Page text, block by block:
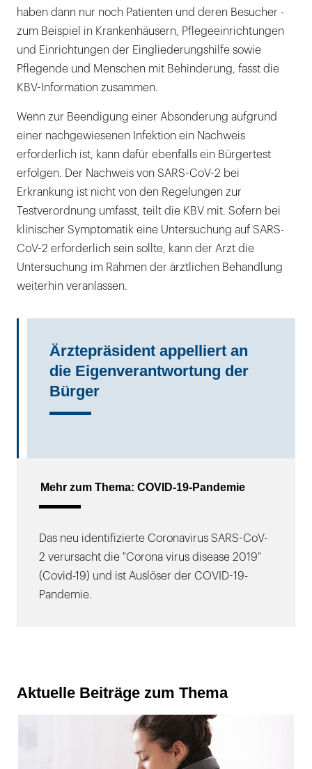
haben dann nur noch Patienten und deren Besucher -
zum Beispiel in Krankenhäusern, Pflegeeinrichtungen
und Einrichtungen der Eingliederungshilfe sowie
Pflegende und Menschen mit Behinderung, fasst die
KBV-Information zusammen.
Wenn zur Beendigung einer Absonderung aufgrund
einer nachgewiesenen Infektion ein Nachweis
erforderlich ist, kann dafür ebenfalls ein Bürgertest
erfolgen. Der Nachweis von SARS-CoV-2 bei
Erkrankung ist nicht von den Regelungen zur
Testverordnung umfasst, teilt die KBV mit. Sofern bei
klinischer Symptomatik eine Untersuchung auf SARS-
CoV-2 erforderlich sein sollte, kann der Arzt die
Untersuchung im Rahmen der ärztlichen Behandlung
weiterhin veranlassen.
Ärztepräsident appelliert an
die Eigenverantwortung der
Bürger
Mehr zum Thema: COVID-19-Pandemie
Das neu identifizierte Coronavirus SARS-CoV-
2 verursacht die "Corona virus disease 2019"
(Covid-19) und ist Auslöser der COVID-19-
Pandemie.
Aktuelle Beiträge zum Thema